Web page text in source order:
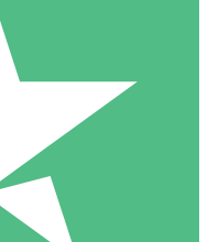
Pakete
Credits. Keine
erforderlich.